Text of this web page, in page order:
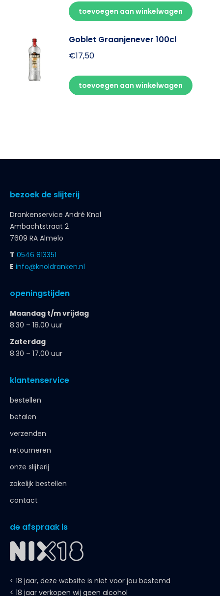
toevoegen aan winkelwagen
Goblet Graanjenever 100cl
€17,50
toevoegen aan winkelwagen
bezoek de slijterij
Drankenservice André Knol
Ambachtstraat 2
7609 RA Almelo
T 0546 813351
E info@knoldranken.nl
openingstijden
Maandag t/m vrijdag
8.30 – 18.00 uur
Zaterdag
8.30 – 17.00 uur
klantenservice
bestellen
betalen
verzenden
retourneren
onze slijterij
zakelijk bestellen
contact
de afspraak is
< 18 jaar, deze website is niet voor jou bestemd
< 18 jaar verkopen wij geen alcohol